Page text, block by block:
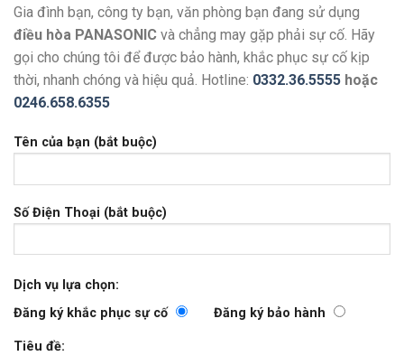
Gia đình bạn, công ty bạn, văn phòng bạn đang sử dụng
điều hòa PANASONIC và chẳng may gặp phải sự cố. Hãy
gọi cho chúng tôi để được bảo hành, khắc phục sự cố kịp
thời, nhanh chóng và hiệu quả. Hotline: 0332.36.5555 hoặc
0246.658.6355
Tên của bạn (bắt buộc)
Số Điện Thoại (bắt buộc)
Dịch vụ lựa chọn:
Đăng ký khắc phục sự cố
Đăng ký bảo hành
Tiêu đề: